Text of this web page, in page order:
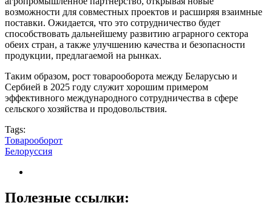
возможности для совместных проектов и расширяя взаимные
поставки. Ожидается, что это сотрудничество будет
способствовать дальнейшему развитию аграрного сектора
обеих стран, а также улучшению качества и безопасности
продукции, предлагаемой на рынках.
Таким образом, рост товарооборота между Беларусью и
Сербией в 2025 году служит хорошим примером
эффективного международного сотрудничества в сфере
сельского хозяйства и продовольствия.
Tags:
Товарооборот
Белоруссия
Полезные ссылки: